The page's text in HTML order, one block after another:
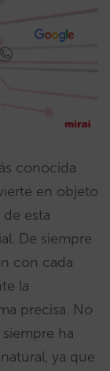
conocida
en objeto
esta
De siempre
con cada
la
precisa. No
ha
ya que